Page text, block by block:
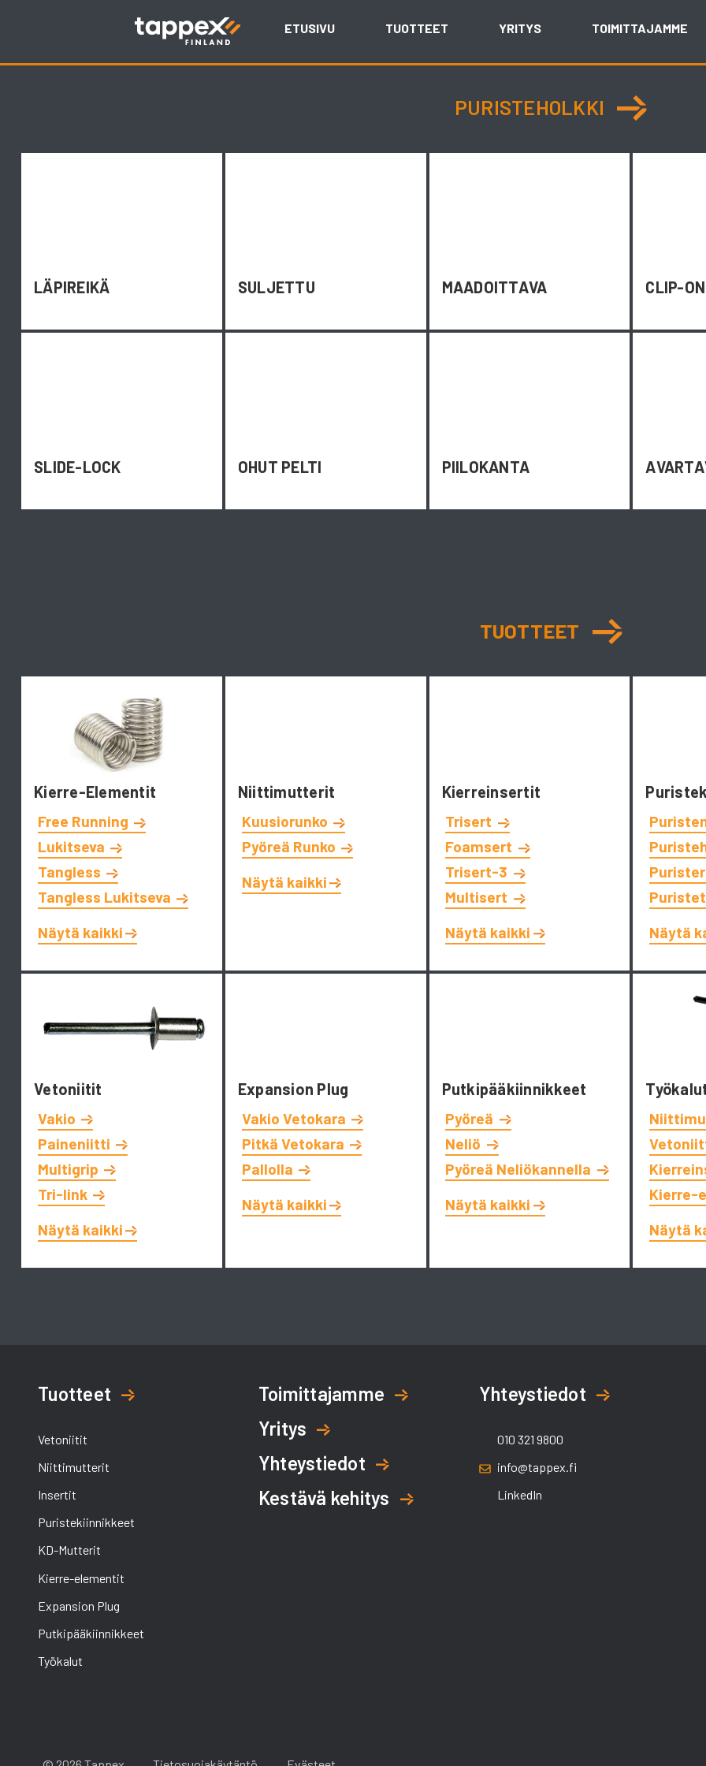
ETUSIVU TUOTTEET YRITYS TOIMITTAJAMME
PURISTEHOLKKI
LÄPIREIKÄ SULJETTU MAADOITTAVA CLIP-
SLIDE-LOCK OHUT PELTI PIILOKANTA
TUOTTEET
Kierre-Elementit
Free Running
Lukitseva
Tangless
Tangless Lukitseva
Näytä kaikki
Niittimutterit
Kuusiorunko
Pyöreä Runko
Näytä kaikki
Kierreinsertit
Trisert
Foamsert
Trisert-3
Multisert
Näytä kaikki
Näytä
Vetoniitit
Vakio
Paineniitti
Multigrip
Tri-link
Näytä kaikki
Expansion Plug
Vakio Vetokara
Pitkä Vetokara
Pallolla
Näytä kaikki
Putkipääkiinnikkeet
Pyöreä
Neliö
Pyöreä Neliökannella
Näytä kaikki
Kierre-
Näytä
Tuotteet
Vetoniitit
Niittimutterit
Insertit
Puristekiinnikkeet
KD-Mutterit
Kierre-elementit
Expansion Plug
Putkipääkiinnikkeet
Työkalut
Toimittajamme
Yritys
Yhteystiedot
Kestävä kehitys
Yhteystiedot
010 321 9800
info@tappex.fi
LinkedIn